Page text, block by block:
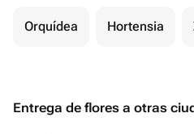
Orquídea Hortensia
Entrega de flores a otras